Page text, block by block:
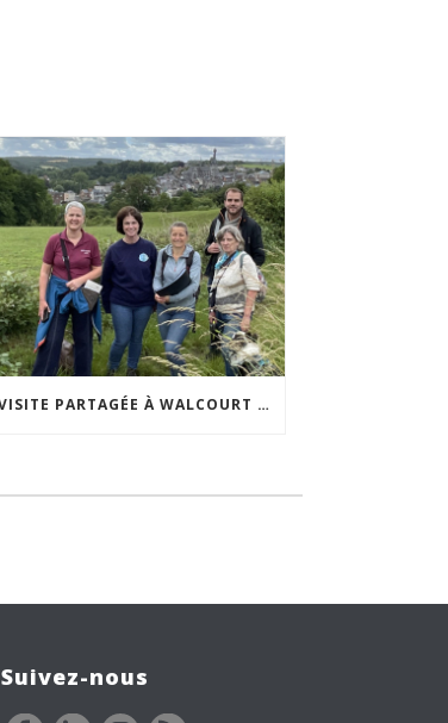
VISITE PARTAGÉE À WALCOURT : UNE DÉMARCHE PARTICIPATIVE ANIMÉE PAR ESPACE ENVIRONNEMENT
Suivez-nous